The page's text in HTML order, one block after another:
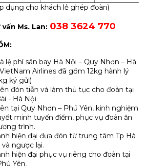
dụng cho khách lẻ ghép đoàn)
Ms. Lan:038 3624 770
lệ phí sân bay Hà Nội – Quy Nhơn – Hà
Airlines đã gồm 12kg hành lý
ký gửi)
đón tiễn và làm thủ tục cho đoàn tại
- Hà Nội
tại Quy Nhơn – Phú Yên, kinh nghiệm
minh tuyến điểm, phục vụ đoàn ăn
trình.
hiện đại đưa đón từ trung tâm Tp Hà
ngược lại.
hiện đại phục vụ riêng cho đoàn tại
Yên.